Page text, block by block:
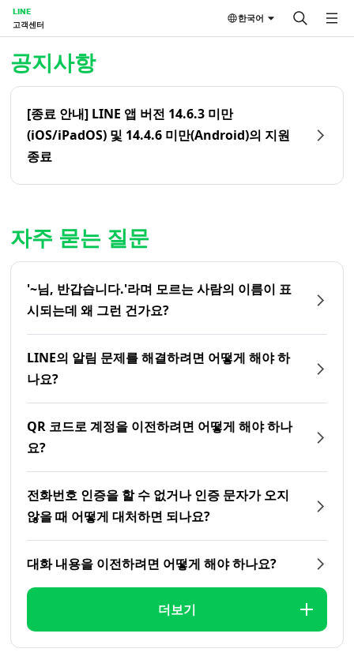
LINE
고객센터
한국어
공지사항
[종료 안내] LINE 앱 버전 14.6.3 미만
(iOS/iPadOS) 및 14.4.6 미만(Android)의 지원
종료
자주 묻는 질문
'~님, 반갑습니다.'라며 모르는 사람의 이름이 표
시되는데 왜 그런 건가요?
LINE의 알림 문제를 해결하려면 어떻게 해야 하
나요?
QR 코드로 계정을 이전하려면 어떻게 해야 하나
요?
전화번호 인증을 할 수 없거나 인증 문자가 오지
않을 때 어떻게 대처하면 되나요?
대화 내용을 이전하려면 어떻게 해야 하나요?
더보기